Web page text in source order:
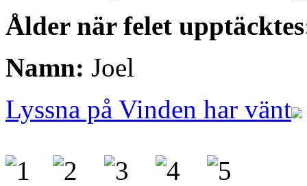
Ålder när felet
Namn: Joel
Lyssna på Vinden har vänt